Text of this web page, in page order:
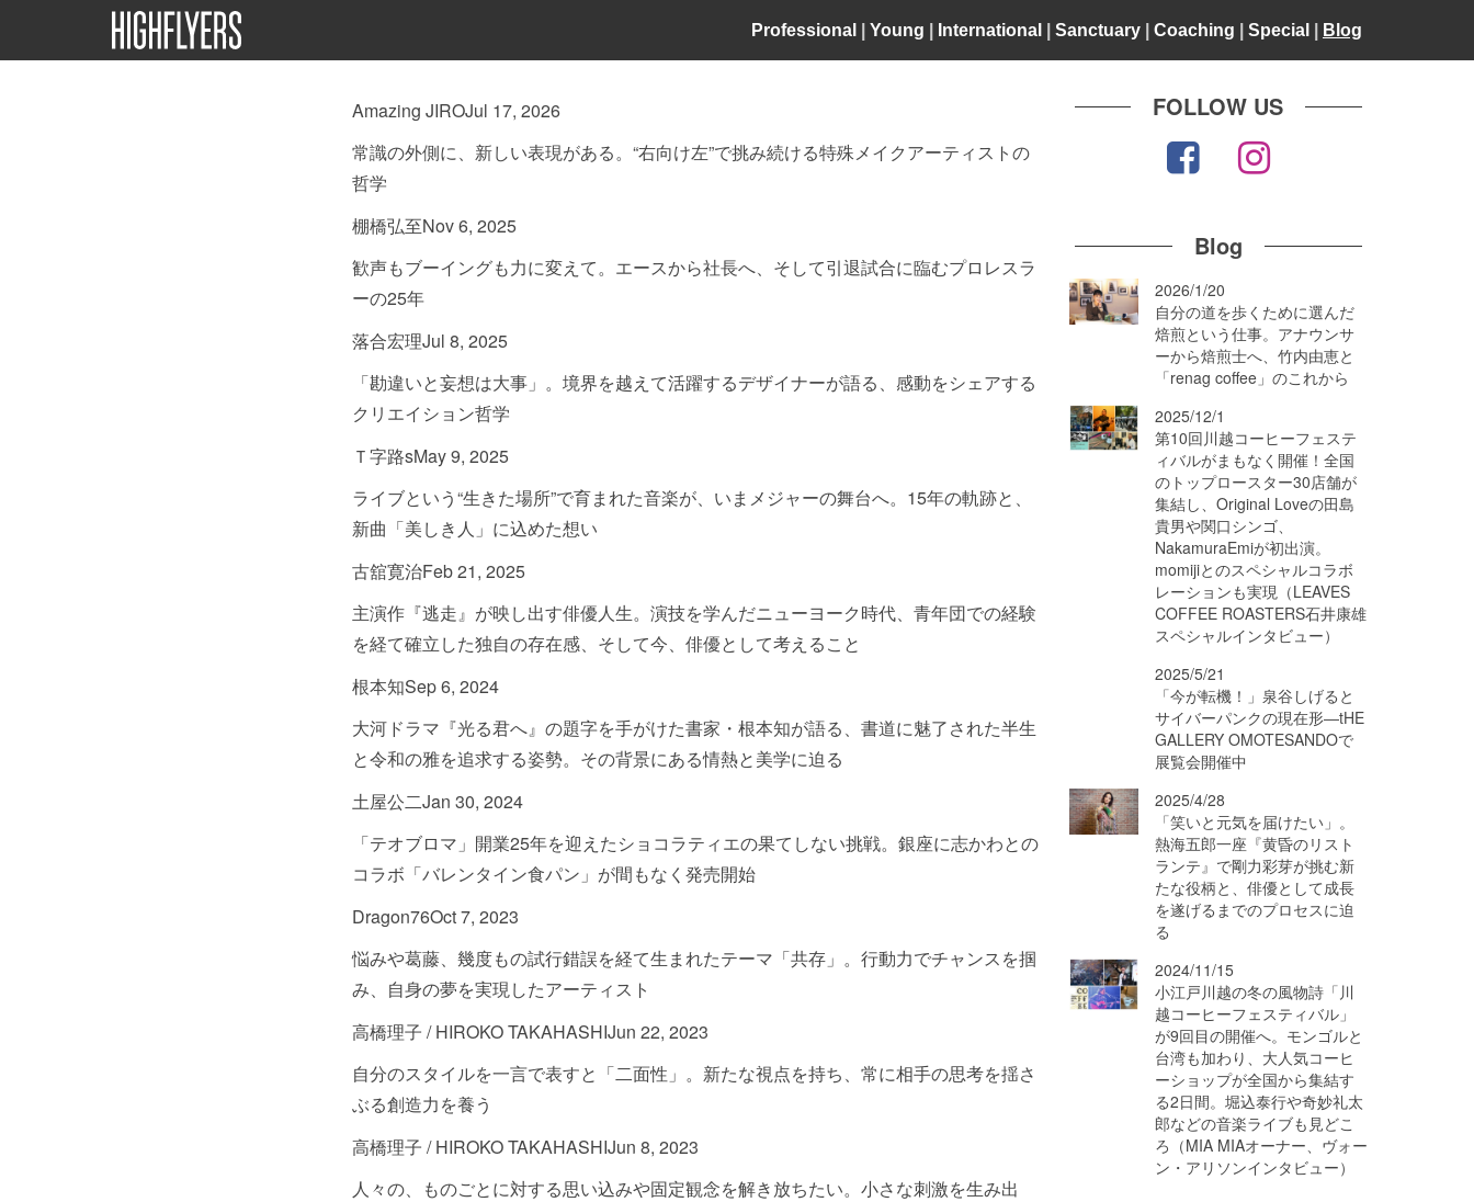
Professional Young International Sanctuary Coaching Special Blog
Amazing JIROJul 17, 2026
常識の外側に、新しい表現がある。“右向け左”で挑み続ける特殊メイクアーティストの
哲学
棚橋弘至Nov 6, 2025
歓声もブーイングも力に変えて。エースから社長へ、そして引退試合に臨むプロレスラ
ーの25年
落合宏理Jul 8, 2025
「勘違いと妄想は大事」。境界を越えて活躍するデザイナーが語る、感動をシェアする
クリエイション哲学
Ｔ字路sMay 9, 2025
ライブという“生きた場所”で育まれた音楽が、いまメジャーの舞台へ。15年の軌跡と、
新曲「美しき人」に込めた想い
古舘寛治Feb 21, 2025
主演作『逃走』が映し出す俳優人生。演技を学んだニューヨーク時代、青年団での経験
を経て確立した独自の存在感、そして今、俳優として考えること
根本知Sep 6, 2024
大河ドラマ『光る君へ』の題字を手がけた書家・根本知が語る、書道に魅了された半生
と令和の雅を追求する姿勢。その背景にある情熱と美学に迫る
土屋公二Jan 30, 2024
「テオブロマ」開業25年を迎えたショコラティエの果てしない挑戦。銀座に志かわとの
コラボ「バレンタイン食パン」が間もなく発売開始
Dragon76Oct 7, 2023
悩みや葛藤、幾度もの試行錯誤を経て生まれたテーマ「共存」。行動力でチャンスを掴
み、自身の夢を実現したアーティスト
高橋理子 / HIROKO TAKAHASHIJun 22, 2023
自分のスタイルを一言で表すと「二面性」。新たな視点を持ち、常に相手の思考を揺さ
ぶる創造力を養う
高橋理子 / HIROKO TAKAHASHIJun 8, 2023
人々の、ものごとに対する思い込みや固定観念を解き放ちたい。小さな刺激を生み出
FOLLOW US
Blog
2026/1/20
自分の道を歩くために選んだ
焙煎という仕事。アナウンサ
ーから焙煎士へ、竹内由恵と
「renag coffee」のこれから
2025/12/1
第10回川越コーヒーフェステ
ィバルがまもなく開催！全国
のトップロースター30店舗が
集結し、Original Loveの田島
貴男や関口シンゴ、
NakamuraEmiが初出演。
momijiとのスペシャルコラボ
レーションも実現（LEAVES
COFFEE ROASTERS石井康雄
スペシャルインタビュー）
2025/5/21
「今が転機！」泉谷しげると
サイバーパンクの現在形―tHE
GALLERY OMOTESANDOで
展覧会開催中
2025/4/28
「笑いと元気を届けたい」。
熱海五郎一座『黄昏のリスト
ランテ』で剛力彩芽が挑む新
たな役柄と、俳優として成長
を遂げるまでのプロセスに迫
る
2024/11/15
小江戸川越の冬の風物詩「川
越コーヒーフェスティバル」
が9回目の開催へ。モンゴルと
台湾も加わり、大人気コーヒ
ーショップが全国から集結す
る2日間。堀込泰行や奇妙礼太
郎などの音楽ライブも見どこ
ろ（MIA MIAオーナー、ヴォー
ン・アリソンインタビュー）